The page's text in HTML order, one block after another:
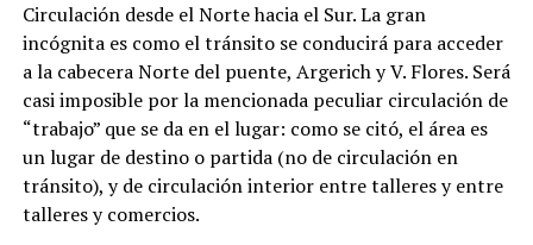
Circulación desde el Norte hacia el Sur. La gran
incógnita es como el tránsito se conducirá para acceder
a la cabecera Norte del puente, Argerich y V. Flores. Será
casi imposible por la mencionada peculiar circulación de
“trabajo” que se da en el lugar: como se citó, el área es
un lugar de destino o partida (no de circulación en
tránsito), y de circulación interior entre talleres y entre
talleres y comercios.